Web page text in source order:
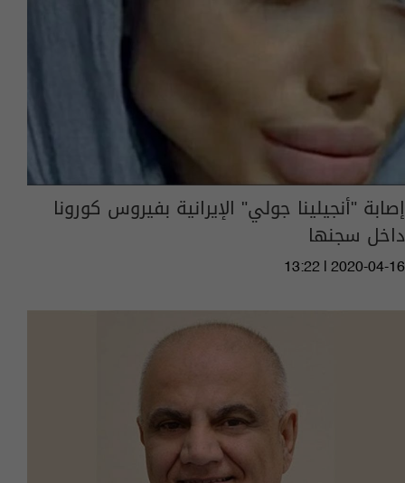
إصابة "أنجيلينا جولي" الإيرانية بفيروس كورونا
داخل سجنها
13:22 | 2020-04-16